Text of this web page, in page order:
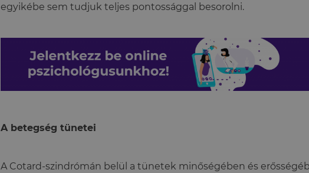
egyikébe sem tudjuk teljes pontossággal besorolni.
A betegség tünetei
A Cotard-szindrómán belül a tünetek minőségében és